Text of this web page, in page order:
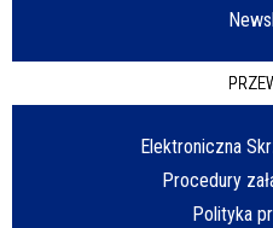
Elektroniczna
Procedury
Polityka